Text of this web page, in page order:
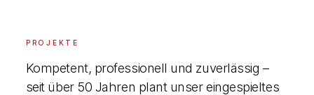
PROJEKTE
Kompetent, professionell und zuverlässig –
seit über 50 Jahren plant unser eingespieltes